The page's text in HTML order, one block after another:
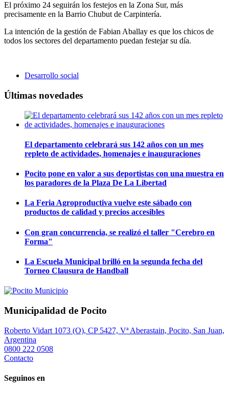
El próximo 24 seguirán los festejos en la Zona Sur, más
precisamente en la Barrio Chubut de Carpintería.
La intención de la gestión de Fabian Aballay es que los chicos de
todos los sectores del departamento puedan festejar su día.
Desarrollo social
Últimas novedades
El departamento celebrará sus 142 años con un mes
repleto de actividades, homenajes e inauguraciones
Pocito pone en valor a sus deportistas con una muestra en
los paradores de la Plaza De La Libertad
La Feria Agroproductiva vuelve este sábado con
productos de calidad y precios accesibles
Con gran concurrencia, se realizó el taller "Cerebro en
Forma"
La Escuela Municipal brilló en la segunda fecha del
Torneo Clausura de Handball
Municipalidad de Pocito
Roberto Vidart 1073 (O), CP 5427, Vª Aberastain, Pocito, San Juan,
Argentina
0800 222 0508
Contacto
Seguinos en